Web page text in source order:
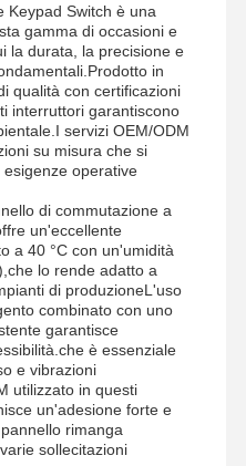
Keypad Switch è una
gamma di occasioni e
la durata, la precisione e
in
qualità con certificazioni
interruttori garantiscono
servizi OEM/ODM
su misura che si
operative
di commutazione a
un'eccellente
a 40 °C con un'umidità
lo rende adatto a
di produzioneL'uso
combinato con uno
garantisce
è essenziale
e vibrazioni
utilizzato in questi
un'adesione forte e
rimanga
sollecitazioni